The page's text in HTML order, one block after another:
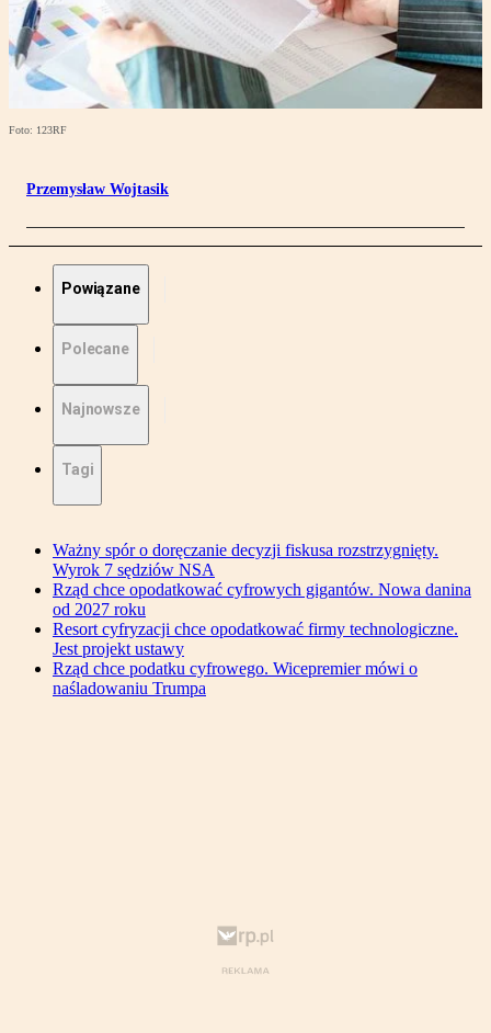
Foto: 123RF
Przemysław Wojtasik
Powiązane
Polecane
Najnowsze
Tagi
Ważny spór o doręczanie decyzji fiskusa rozstrzygnięty.
Wyrok 7 sędziów NSA
Rząd chce opodatkować cyfrowych gigantów. Nowa danina
od 2027 roku
Resort cyfryzacji chce opodatkować firmy technologiczne.
Jest projekt ustawy
Rząd chce podatku cyfrowego. Wicepremier mówi o
naśladowaniu Trumpa